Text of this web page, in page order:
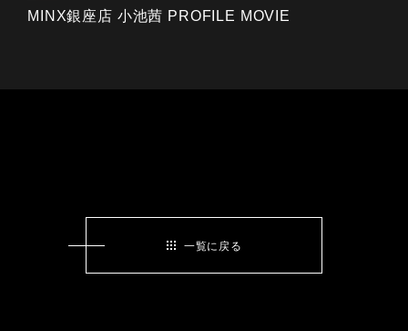
MINX銀座店 小池茜 PROFILE MOVIE
一覧に戻る